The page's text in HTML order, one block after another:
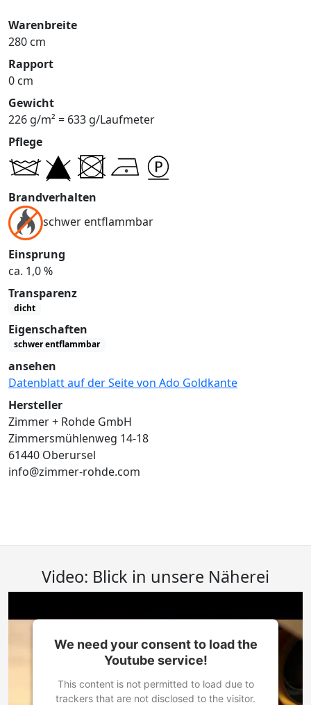
Warenbreite
280 cm
Rapport
0 cm
Gewicht
226 g/m² = 633 g/Laufmeter
Pflege
Brandverhalten
schwer entflammbar
Einsprung
ca. 1,0 %
Transparenz
dicht
Eigenschaften
schwer entflammbar
ansehen
Datenblatt auf der Seite von Ado Goldkante
Hersteller
Zimmer + Rohde GmbH
Zimmersmühlenweg 14-18
61440 Oberursel
info@zimmer-rohde.com
Video: Blick in unsere Näherei
We need your consent to load the
Youtube service!
This content is not permitted to load due to
trackers that are not disclosed to the visitor.